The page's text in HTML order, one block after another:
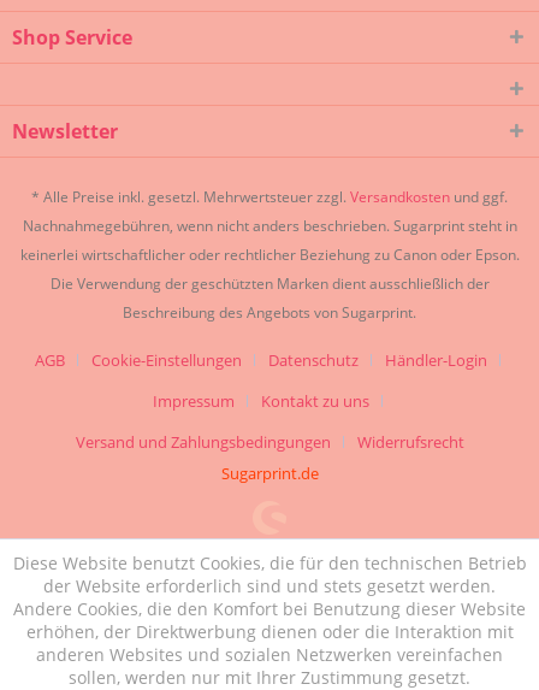
Shop Service
Newsletter
* Alle Preise inkl. gesetzl. Mehrwertsteuer zzgl. Versandkosten und ggf.
Nachnahmegebühren, wenn nicht anders beschrieben. Sugarprint steht in
keinerlei wirtschaftlicher oder rechtlicher Beziehung zu Canon oder Epson.
Die Verwendung der geschützten Marken dient ausschließlich der
Beschreibung des Angebots von Sugarprint.
AGB Cookie-Einstellungen Datenschutz
Händler-Login
Impressum
Kontakt zu uns
Versand und Zahlungsbedingungen
Widerrufsrecht
Sugarprint.de
Diese Website benutzt Cookies, die für den technischen Betrieb
der Website erforderlich sind und stets gesetzt werden.
Andere Cookies, die den Komfort bei Benutzung dieser Website
erhöhen, der Direktwerbung dienen oder die Interaktion mit
anderen Websites und sozialen Netzwerken vereinfachen
sollen, werden nur mit Ihrer Zustimmung gesetzt.